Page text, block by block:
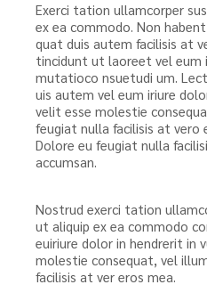
Exerci tation ullamcorper
ex ea commodo. Non
quat duis autem facilisis at
tincidunt ut laoreet vel eum
mutatioco nsuetudi um.
uis autem vel eum iriure
velit esse molestie
feugiat nulla facilisis at vero
Dolore eu feugiat nulla
accumsan.
Nostrud exerci tation
ut aliquip ex ea commodo
euiriure dolor in hendrerit in
molestie consequat, vel
facilisis at ver eros mea.